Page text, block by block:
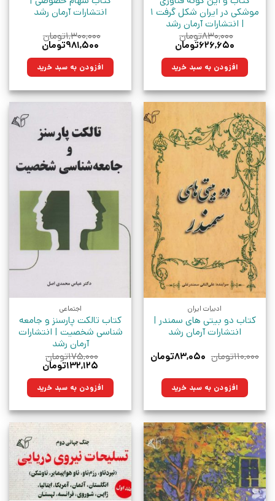
موشکی در ایران شکل گرفت 1
| انتشارات آرمان رشد
۸۳۰,۰۰۰تومان
قیمت
۸۳۰,۰۰۰تومان
بود.
۶۲۶,۶۵۰تومان
۶۲۶,۶۵۰تومان.افزودن به سبد خرید
انتشارات آرمان رشد
۱,۳۰۰,۰۰۰تومان
قیمت
۱,۳۰۰,۰۰۰تومان
بود.
۹۸۱,۵۰۰تومان
۹۸۱,۵۰۰تومان.افزودن به سبد خرید
ادبیات ایران
کتاب دو بیتی های سمندر |
انتشارات آرمان رشد
۱۱۰,۰۰۰تومان قیمت
بود.
۸۳,۰۵۰تومانقیمت
فعلی:
افزودن به سبد خرید
اجتماعی
کتاب تالکت پارسنز و جامعه
شناسی شخصیت | انتشارات
آرمان رشد
۱۷۵,۰۰۰تومان
قیمت
۱۷۵,۰۰۰تومان
بود.
۱۳۲,۱۲۵تومان
۱۳۲,۱۲۵تومان.افزودن به سبد خرید